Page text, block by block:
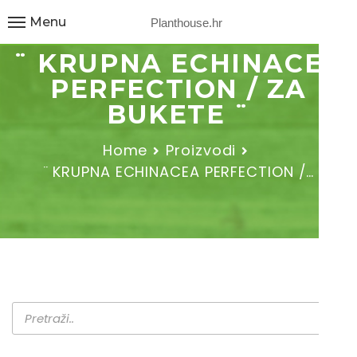
Planthouse.hr
Menu
¨ KRUPNA ECHINACEA
PERFECTION / ZA
BUKETE ¨
Home
Proizvodi
¨ KRUPNA ECHINACEA PERFECTION /…